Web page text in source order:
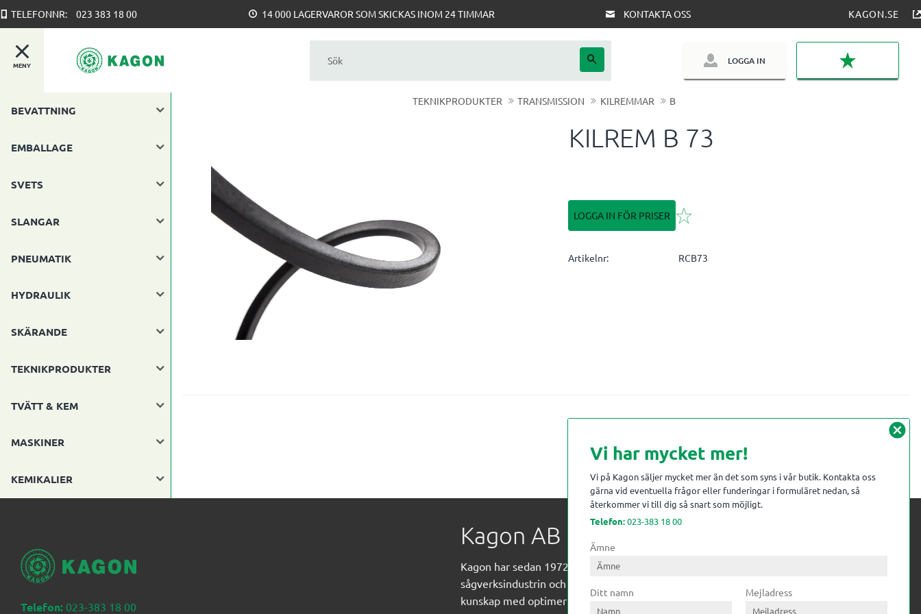
TELEFONNR: 023 383 18 00 14 000 LAGERVAROR SOM SKICKAS INOM 24 TIMMAR KONTAKTA OSS KAGON.SE
MENY LOGGA IN
TEKNIKPRODUKTER TRANSMISSION KILREMMAR B
KILREM B 73
LOGGA IN FÖR PRISER Lägg till i favoriter
Artikelnr RCB73
BEVATTNING
EMBALLAGE
SVETS
SLANGAR
PNEUMATIK
HYDRAULIK
SKÄRANDE
TEKNIKPRODUKTER
TVÄTT & KEM
MASKINER
KEMIKALIER
Telefon: 023-383 18 00
Kagon AB
Kagon har sedan 1972 levererat kompetens till
sågverksindustrin och övrig industri. Till träindustrin tillför vi
kunskap med optimeringslösningar från timmerplanen hela
cancel
Vi har mycket mer!
Vi på Kagon säljer mycket mer än det som syns i vår butik. Kontakta oss
gärna vid eventuella frågor eller funderingar i formuläret nedan, så
återkommer vi till dig så snart som möjligt.
Telefon:023-383 18 00
Ämne
Ditt namn Mejladress